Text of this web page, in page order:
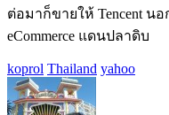
ต่อมาก็ขายให้ Tencent น
eCommerce แดนปลาดิบ
koprol Thailand yahoo